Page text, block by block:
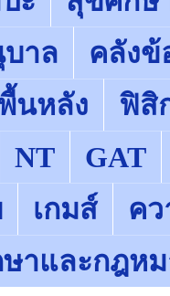
าล
คลังข้
นหลัง ฟิสิ
NT GAT
เกมส์
คว
าและกฎห